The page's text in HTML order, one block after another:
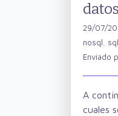
29/07/
nosql
sql
Enviado
A
cuales